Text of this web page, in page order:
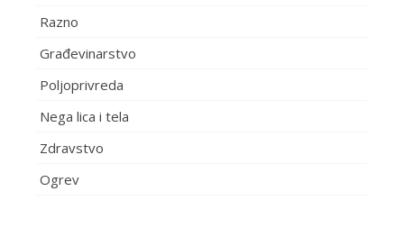
Razno
Građevinarstvo
Poljoprivreda
Nega lica i tela
Zdravstvo
Ogrev